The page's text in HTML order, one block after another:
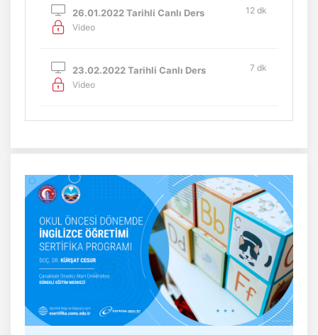
26.01.2022 Tarihli Canlı Ders
Video
12 dk
23.02.2022 Tarihli Canlı Ders
Video
7 dk